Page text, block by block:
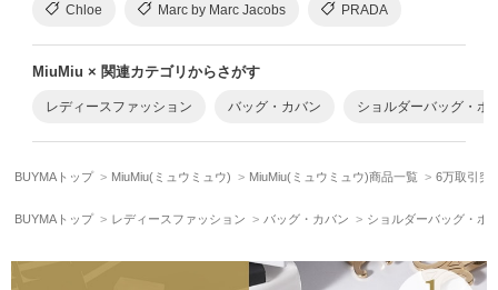
Chloe Marc by Marc Jacobs PRADA
MiuMiu × 関連カテゴリからさがす
レディースファッション バッグ・カバン ショルダーバッグ・ポ
BUYMAトップ MiuMiu(ミュウミュウ) MiuMiu(ミュウミュウ)商品一覧 6万取引突
BUYMAトップ レディースファッション バッグ・カバン ショルダーバッグ・ポ